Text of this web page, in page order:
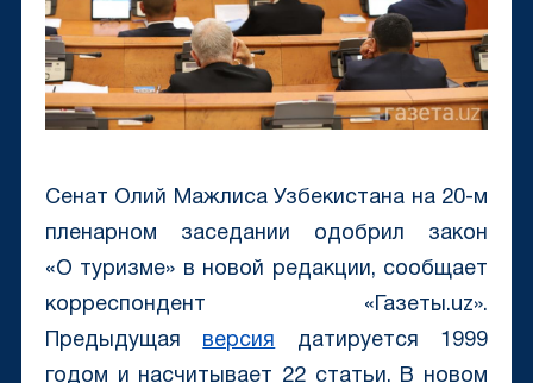
Сенат Олий Мажлиса Узбекистана на 20-м
пленарном заседании одобрил закон
«О туризме» в новой редакции, сообщает
корреспондент «Газеты.uz».
Предыдущая версия датируется 1999
годом и насчитывает 22 статьи. В новом